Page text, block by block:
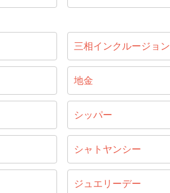
三相インクルージョン
地金
シッパー
シャトヤンシー
ジュエリーデー